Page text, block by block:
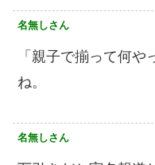
名無しさん
「親子で揃って何
ね。
名無しさん